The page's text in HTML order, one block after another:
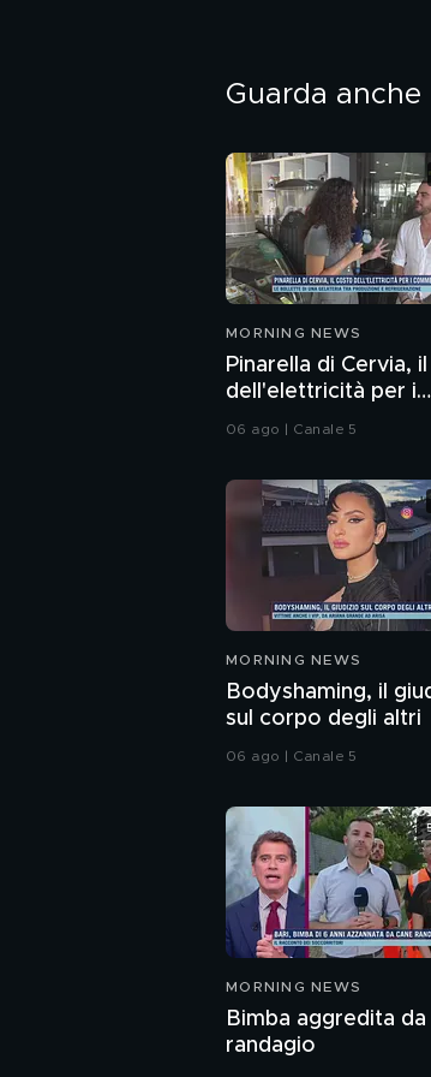
Guarda anche
MORNING NEWS
Pinarella di Cervia,
dell'elettricità per i
commercianti
06 ago | Canale 5
MORNING NEWS
Bodyshaming, il
sul corpo degli altri
06 ago | Canale 5
MORNING NEWS
Bimba aggredita da
randagio